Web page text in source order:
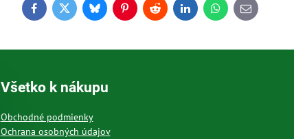
FacebookTwitterBlueskyPinterestRedditLinkedInWhatsApp
E-
mail
Všetko k nákupu
Obchodné podmienky
Ochrana osobných údajov